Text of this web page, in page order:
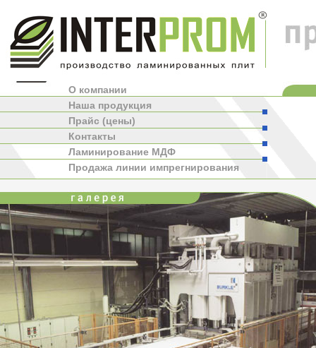
О компании
Наша продукция
Прайс (цены)
Контакты
Ламинирование МДФ
Продажа линии импрегнирования